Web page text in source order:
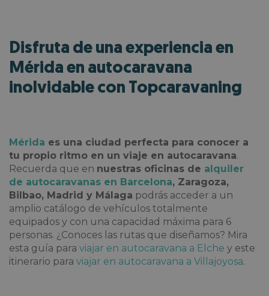
Disfruta de una experiencia en
Mérida en autocaravana
inolvidable con Topcaravaning
Mérida es una ciudad perfecta para conocer a
tu propio ritmo en un viaje en autocaravana.
Recuerda que en nuestras oficinas de alquiler
de autocaravanas en Barcelona, Zaragoza,
Bilbao, Madrid y Málaga podrás acceder a un
amplio catálogo de vehículos totalmente
equipados y con una capacidad máxima para 6
personas. ¿Conoces las rutas que diseñamos? Mira
esta guía para viajar en autocaravana a Elche y este
itinerario para viajar en autocaravana a Villajoyosa.